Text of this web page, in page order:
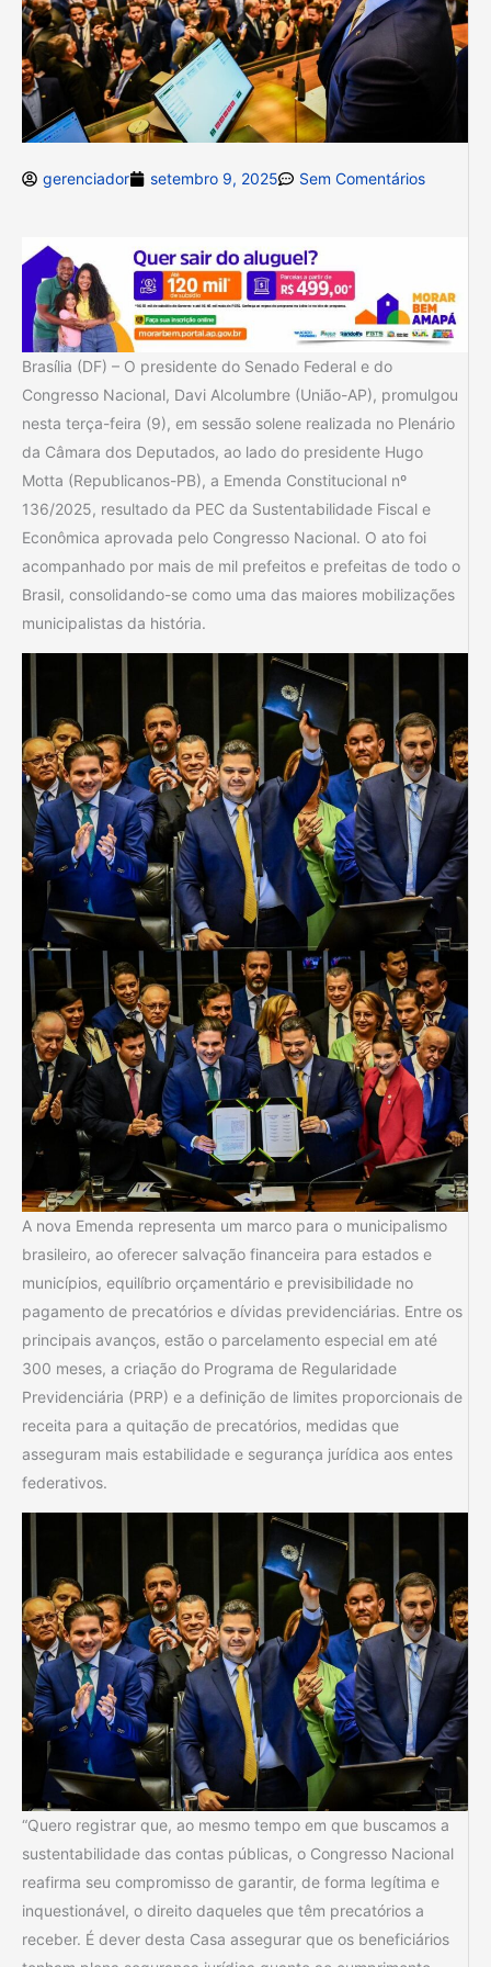
gerenciador setembro 9, 2025 Sem Comentários
Brasília (DF) – O presidente do Senado Federal e do
Congresso Nacional, Davi Alcolumbre (União-AP), promulgou
nesta terça-feira (9), em sessão solene realizada no Plenário
da Câmara dos Deputados, ao lado do presidente Hugo
Motta (Republicanos-PB), a Emenda Constitucional nº
136/2025, resultado da PEC da Sustentabilidade Fiscal e
Econômica aprovada pelo Congresso Nacional. O ato foi
acompanhado por mais de mil prefeitos e prefeitas de todo o
Brasil, consolidando-se como uma das maiores mobilizações
municipalistas da história.
A nova Emenda representa um marco para o municipalismo
brasileiro, ao oferecer salvação financeira para estados e
municípios, equilíbrio orçamentário e previsibilidade no
pagamento de precatórios e dívidas previdenciárias. Entre os
principais avanços, estão o parcelamento especial em até
300 meses, a criação do Programa de Regularidade
Previdenciária (PRP) e a definição de limites proporcionais de
receita para a quitação de precatórios, medidas que
asseguram mais estabilidade e segurança jurídica aos entes
federativos.
“Quero registrar que, ao mesmo tempo em que buscamos a
sustentabilidade das contas públicas, o Congresso Nacional
reafirma seu compromisso de garantir, de forma legítima e
inquestionável, o direito daqueles que têm precatórios a
receber. É dever desta Casa assegurar que os beneficiários